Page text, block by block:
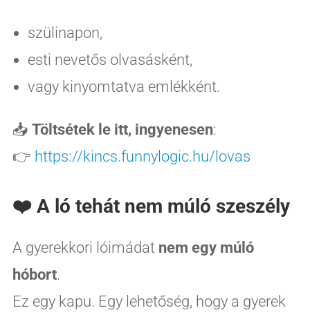
szülinapon,
esti nevetős olvasásként,
vagy kinyomtatva emlékként.
📥 Töltsétek le itt, ingyenesen:
👉 https://kincs.funnylogic.hu/lovas
❤️ A ló tehát nem múló szeszély
A gyerekkori lóimádat nem egy múló
hóbort.
Ez egy kapu. Egy lehetőség, hogy a gyerek